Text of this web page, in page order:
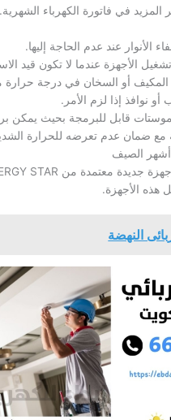
في فاتورة الكهرباء الشهرية.
الأنوار عند عدم الحاجة إليها.
الأجهزة عندما لا تكون قيد
أو السخان في درجة حرارة
أو نوافذ إذا لزم الأمر.
قابل للبرمجة بحيث يمكن
مع ضمان عدم تعرضه للحرارة
أشهر الصيف
هذه الأجهزة.
النهضة